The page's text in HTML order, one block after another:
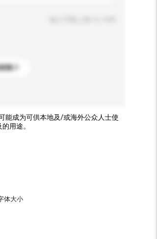
间？
能成为可供本地及/或海外公众人士使
用途。
体大小